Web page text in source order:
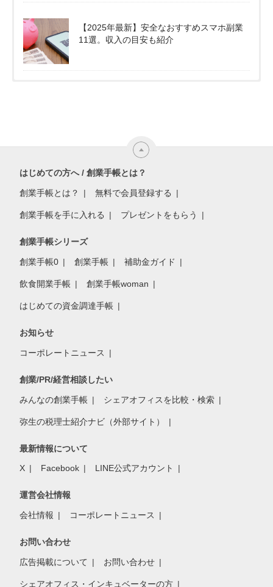
【2025年最新】安全なおすすめスマホ副業
11選。収入の目安も紹介
はじめての方へ / 創業手帳とは？
創業手帳とは？ 無料で会員登録する
創業手帳を手に入れる プレゼントをもらう
創業手帳シリーズ
創業手帳0 創業手帳 補助金ガイド
飲食開業手帳 創業手帳woman
はじめての資金調達手帳
お知らせ
コーポレートニュース
創業/PR/経営相談したい
みんなの創業手帳 シェアオフィスを比較・検索
弥生の税理士紹介ナビ（外部サイト）
最新情報について
X Facebook LINE公式アカウント
運営会社情報
会社情報 コーポレートニュース
お問い合わせ
広告掲載について お問い合わせ
シェアオフィス・インキュベーターの方